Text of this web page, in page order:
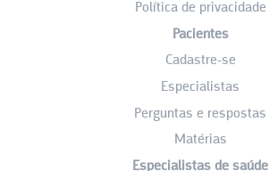
Política de privacidade
Pacientes
Cadastre-se
Especialistas
Perguntas e respostas
Matérias
Especialistas de saúde